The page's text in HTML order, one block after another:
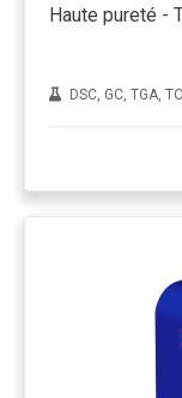
Haute pureté -
DSC, GC, TGA,